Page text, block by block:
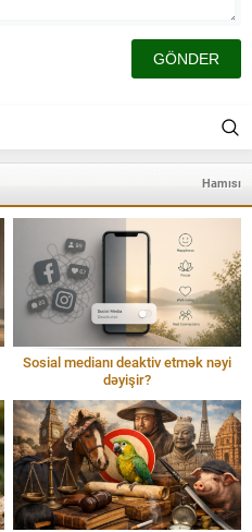
Hamısı
Sosial medianı deaktiv etmək nəyi
dəyişir?